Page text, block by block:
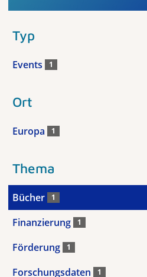
Typ
Events 1
Ort
Europa 1
Thema
Bücher 1
Finanzierung 1
Förderung 1
Forschungsdaten 1